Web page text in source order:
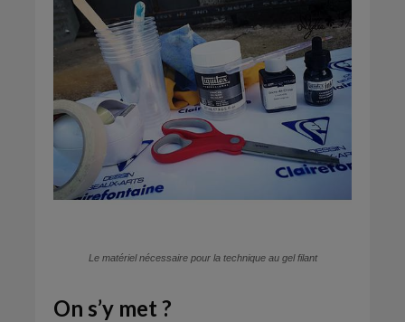
Le matériel nécessaire pour la technique au gel filant
On s’y met ?